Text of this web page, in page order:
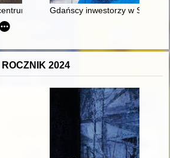
poligonu drawskiego od
Gdańscy inwestorzy w
ROCZNIK 2024